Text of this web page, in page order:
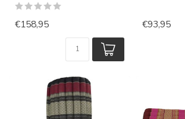
€158,95 €93,95